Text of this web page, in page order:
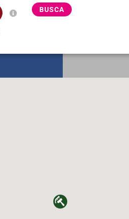
BUSCA